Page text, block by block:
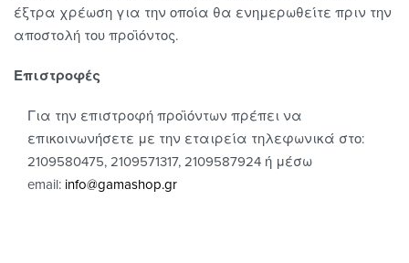
έξτρα χρέωση για την οποία θα ενημερωθείτε πριν την
αποστολή του προϊόντος.
Επιστροφές
Για την επιστροφή προϊόντων πρέπει να
επικοινωνήσετε με την εταιρεία τηλεφωνικά στο:
2109580475, 2109571317, 2109587924 ή μέσω
email: info@gamashop.gr